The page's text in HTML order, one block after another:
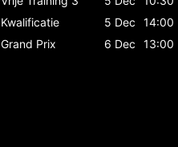
Kwalificatie 5 Dec
14:00
Grand Prix 6 Dec
13:00